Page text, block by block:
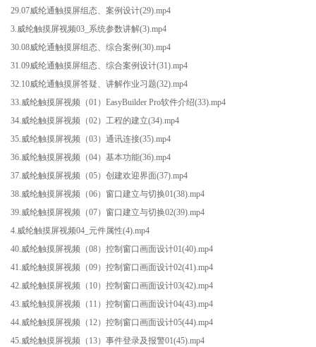
29.07威纶通触摸屏组态、案例设计(29).mp4
3.威纶触摸屏视频03_系统参数讲解(3).mp4
30.08威纶通触摸屏组态、综合案例(30).mp4
31.09威纶通触摸屏组态、综合案例设计(31).mp4
32.10威纶通触摸屏答疑、讲解作业习题(32).mp4
33.威纶触摸屏视频（01）EasyBuilder Pro软件介绍(33).mp4
34.威纶触摸屏视频（02）工程的建立(34).mp4
35.威纶触摸屏视频（03）通讯连接(35).mp4
36.威纶触摸屏视频（04）基本功能(36).mp4
37.威纶触摸屏视频（05）创建欢迎界面(37).mp4
38.威纶触摸屏视频（06）窗口建立与切换01(38).mp4
39.威纶触摸屏视频（07）窗口建立与切换02(39).mp4
4.威纶触摸屏视频04_元件属性(4).mp4
40.威纶触摸屏视频（08）控制窗口画面设计01(40).mp4
41.威纶触摸屏视频（09）控制窗口画面设计02(41).mp4
42.威纶触摸屏视频（10）控制窗口画面设计03(42).mp4
43.威纶触摸屏视频（11）控制窗口画面设计04(43).mp4
44.威纶触摸屏视频（12）控制窗口画面设计05(44).mp4
45.威纶触摸屏视频（13）事件登录及报警01(45).mp4